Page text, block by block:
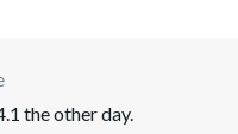
the other day.